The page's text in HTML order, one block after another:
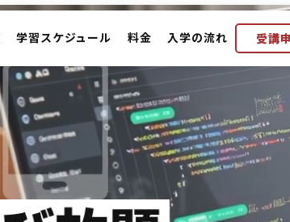
学習スケジュール 料金 入学の流れ 受講